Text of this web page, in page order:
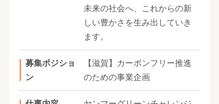
未来の社会へ、これからの新
しい豊かさを生み出していき
ます。
募集ポジショ
ン
【滋賀】カーボンフリー推進
のための事業企画